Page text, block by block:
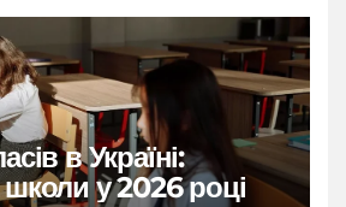
в Україні:
школи у 2026 році